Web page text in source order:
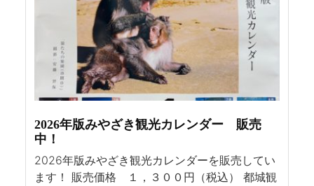
2026年版みやざき観光カレンダー 販売
中！
2026年版みやざき観光カレンダーを販売してい
ます！ 販売価格 １，３００円（税込） 都城観